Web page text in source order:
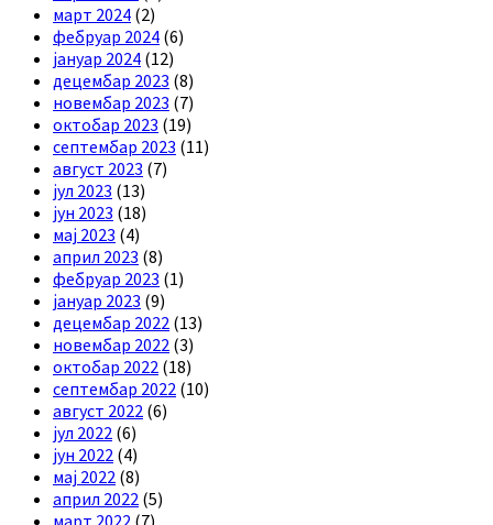
март 2024 (2)
фебруар 2024 (6)
јануар 2024 (12)
децембар 2023 (8)
новембар 2023 (7)
октобар 2023 (19)
септембар 2023 (11)
август 2023 (7)
јул 2023 (13)
јун 2023 (18)
мај 2023 (4)
април 2023 (8)
фебруар 2023 (1)
јануар 2023 (9)
децембар 2022 (13)
новембар 2022 (3)
октобар 2022 (18)
септембар 2022 (10)
август 2022 (6)
јул 2022 (6)
јун 2022 (4)
мај 2022 (8)
април 2022 (5)